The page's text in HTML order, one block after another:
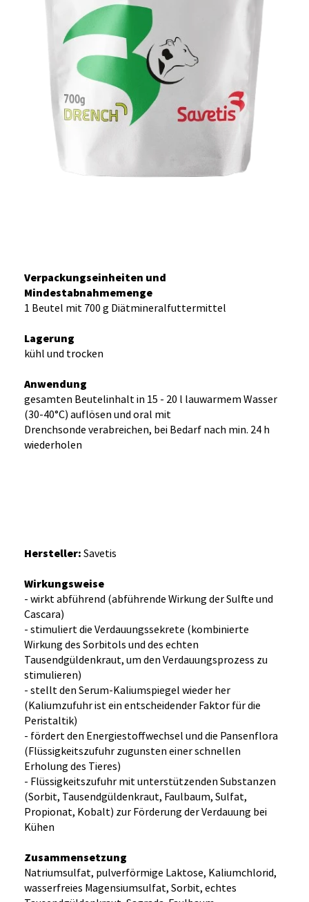
Verpackungseinheiten und
Mindestabnahmemenge
1 Beutel mit 700 g Diätmineralfuttermittel
Lagerung
kühl und trocken
Anwendung
gesamten Beutelinhalt in 15 - 20 l lauwarmem Wasser
(30-40°C) auflösen und oral mit
Drenchsonde verabreichen, bei Bedarf nach min. 24 h
wiederholen
Hersteller: Savetis
Wirkungsweise
- wirkt abführend (abführende Wirkung der Sulfte und
Cascara)
- stimuliert die Verdauungssekrete (kombinierte
Wirkung des Sorbitols und des echten
Tausendgüldenkraut, um den Verdauungsprozess zu
stimulieren)
- stellt den Serum-Kaliumspiegel wieder her
(Kaliumzufuhr ist ein entscheidender Faktor für die
Peristaltik)
- fördert den Energiestoffwechsel und die Pansenflora
(Flüssigkeitszufuhr zugunsten einer schnellen
Erholung des Tieres)
- Flüssigkeitszufuhr mit unterstützenden Substanzen
(Sorbit, Tausendgüldenkraut, Faulbaum, Sulfat,
Propionat, Kobalt) zur Förderung der Verdauung bei
Kühen
Zusammensetzung
Natriumsulfat, pulverförmige Laktose, Kaliumchlorid,
wasserfreies Magensiumsulfat, Sorbit, echtes